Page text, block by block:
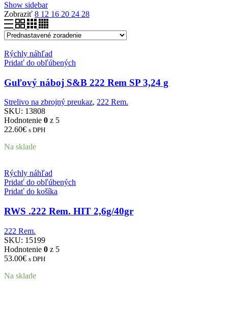
Show sidebar
Zobraziť 8 12 16 20 24 28
Rýchly náhľad
Pridať do obľúbených
Guľový náboj S&B 222 Rem SP 3,24 g
Strelivo na zbrojný preukaz, 222 Rem.
SKU: 13808
Hodnotenie 0 z 5
22.60€ s DPH
Na sklade
Rýchly náhľad
Pridať do obľúbených
Pridať do košíka
RWS .222 Rem. HIT 2,6g/40gr
222 Rem.
SKU: 15199
Hodnotenie 0 z 5
53.00€ s DPH
Na sklade